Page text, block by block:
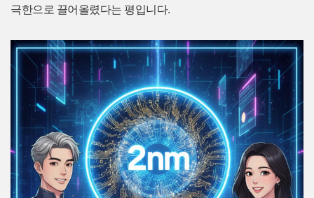
극한으로 끌어올렸다는 평입니다.